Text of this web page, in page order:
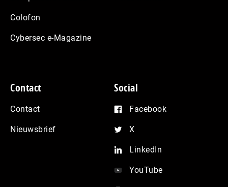
Colofon
Cybersec e-Magazine
Contact
Contact
Nieuwsbrief
Social
Facebook
X
LinkedIn
YouTube